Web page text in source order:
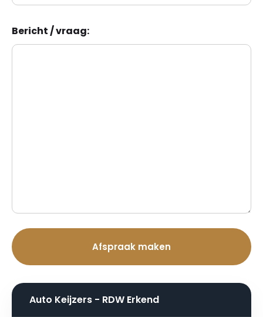
Bericht / vraag:
Auto Keijzers - RDW Erkend